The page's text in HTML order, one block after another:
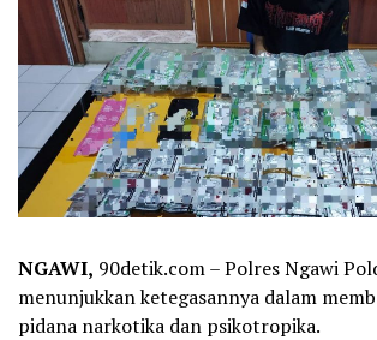
NGAWI, 90detik.com– Polres Ngawi
menunjukkan ketegasannya dalam
pidana narkotika dan psikotropika.